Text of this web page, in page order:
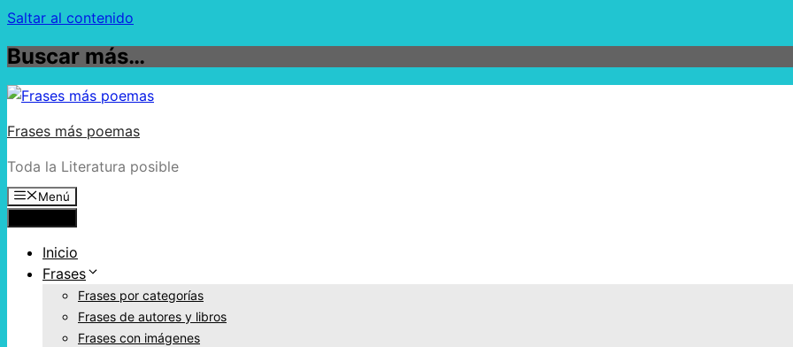
Saltar al contenido
Buscar más…
Frases más poemas
Toda la Literatura posible
Menú
Inicio
Frases
Frases por categorías
Frases de autores y libros
Frases con imágenes